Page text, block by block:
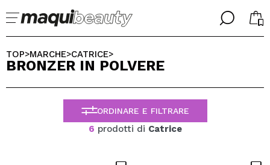
╳
Sono già #maquilover, ho un account
Ha dimenticato la password?
╳
SELEZIONA LA TUA LINGUA
ITALIANO
ESPAÑOL
ENGLISH
FRANCES
TOP>MARCHE>CATRICE>
BRONZER IN POLVERE
ORDINARE E FILTRARE
6 prodotti di Catrice